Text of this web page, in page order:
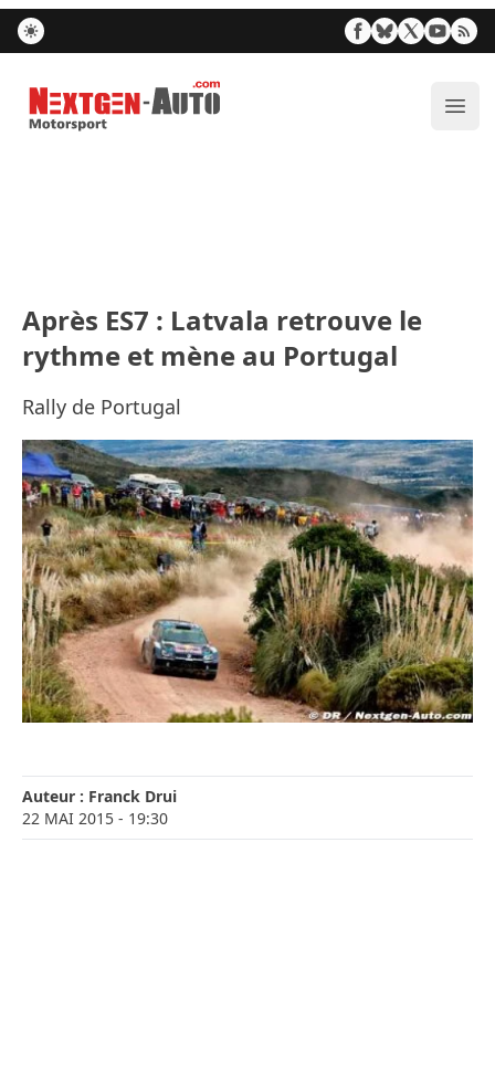
Nextgen-Auto.com
Après ES7 : Latvala retrouve le
rythme et mène au Portugal
Rally de Portugal
Auteur : Franck Drui
22 MAI 2015 - 19:30